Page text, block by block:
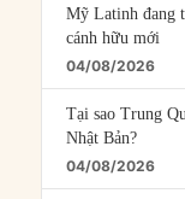
Mỹ Latinh đang
cánh hữu mới
04/08/2026
Tại sao Trung
Nhật Bản?
04/08/2026